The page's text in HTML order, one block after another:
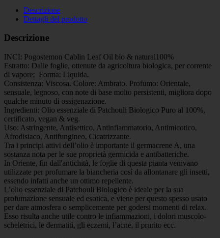
Descrizione
Dettagli del prodotto
Descrizione
INCI: Pogostemon Cablin Leaf Oil bio & natural100%
Estratto: Dalle foglie, ottenute da agricoltura biologica, per corrente
di vapore; Forma: Liquida.
Consistenza: Viscosa. Colore: Ambrato. Profumo: Orientale,
sensuale, legnoso, con note di base molto persistenti, migliora dopo
qualche minuto di ossigenazione.
Ingredienti: Olio essenziale di Patchouli Biologico Puro al 100%,
certificato, vegan & veg.
Uso: Astringente, Antisettico, Antinfiammatorio, Antimicotico,
Afrodisiaco, Antifungineo, Cicatrizzante.
Tra i principi attivi dell’olio è importante il germacrene A, una
sostanza nota per le sue proprietà germicida e antibatteriche.
In Oriente, fin dall'antichità, le foglie di questa pianta venivano
utilizzate per profumare la biancheria così da allontanare gli insetti,
essendo infatti anche un ottimo repellente.
L’olio essenziale di Patchouli Biologico è ideale per la sua
profumazione sensuale ed esotica, e viene per questo spesso usato
per dare atmosfera o semplicemente per godersi momenti di relax.
Esso risulta anche utile contro le infiammazioni, i dolori muscolo-
scheletrici, le dermatiti, gli eczemi, l’acne, il prurito ecc.